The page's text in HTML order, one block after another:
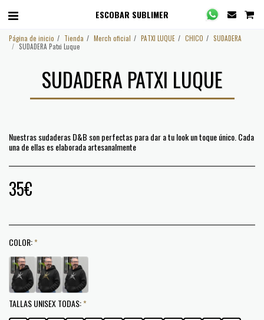
ESCOBAR SUBLIMER
Página de inicio Tienda Merch oficial PATXI LUQUE CHICO
SUDADERA
SUDADERA Patxi Luque
SUDADERA PATXI LUQUE
Nuestras sudaderas D&B son perfectas para dar a tu look un toque único. Cada
una de ellas es elaborada artesanalmente
35€
COLOR:*
TALLAS UNISEX TODAS:*